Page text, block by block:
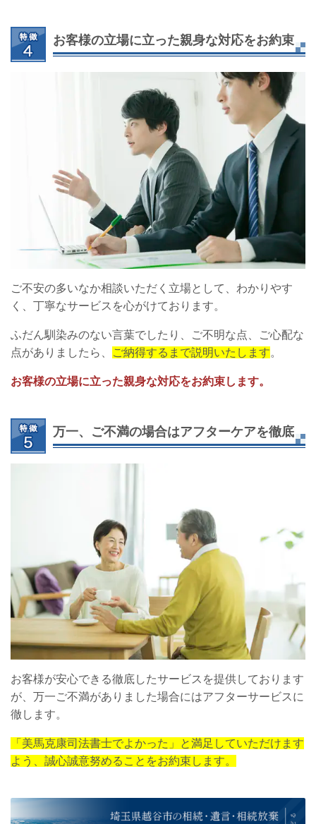
お客様の立場に立った親身な対応をお約束
ご不安の多いなか相談いただく立場として、わかりやす
く、丁寧なサービスを心がけております。
ふだん馴染みのない言葉でしたり、ご不明な点、ご心配な
点がありましたら、
ご納得するまで説明いたします。
お客様の立場に立った親身な対応をお約束します。
万一、ご不満の場合はアフターケアを徹底
お客様が安心できる徹底したサービスを提供しております
が、万一ご不満がありました場合にはアフターサービスに
徹します。
「美馬克康司法書士でよかった」と満足していただけます
よう、誠心誠意努めることをお約束します。